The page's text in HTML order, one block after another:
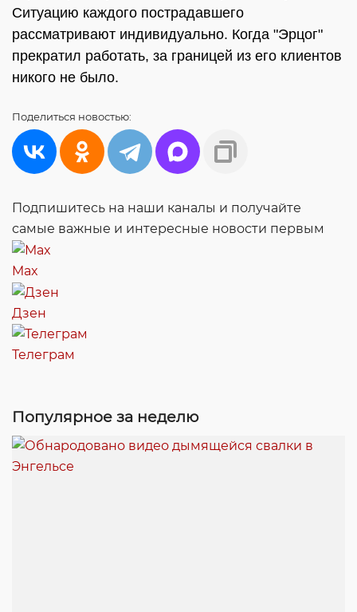
Ситуацию каждого пострадавшего
рассматривают индивидуально. Когда "Эрцог"
прекратил работать, за границей из его клиентов
никого не было.
Поделиться новостью:
Подпишитесь на наши каналы и получайте
самые важные и интересные новости первым
Max
Дзен
Телеграм
Популярное за неделю